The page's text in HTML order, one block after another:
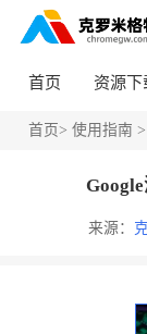
首页 资源下
首页> 使用指南 >
来源：